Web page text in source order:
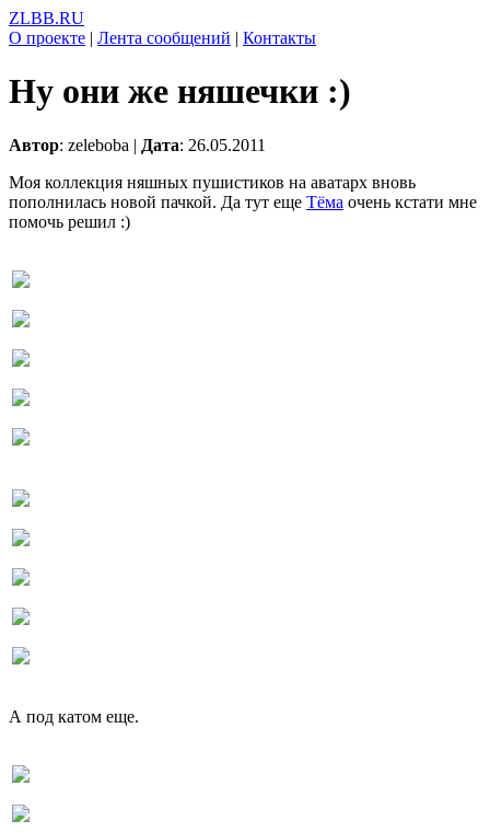
ZLBB.RU
О проекте | Лента сообщений | Контакты
Ну они же няшечки :)
Автор: zeleboba | Дата: 26.05.2011
Моя коллекция няшных пушистиков на аватарх вновь
пополнилась новой пачкой. Да тут еще Тёма очень кстати мне
помочь решил :)
А под катом еще.